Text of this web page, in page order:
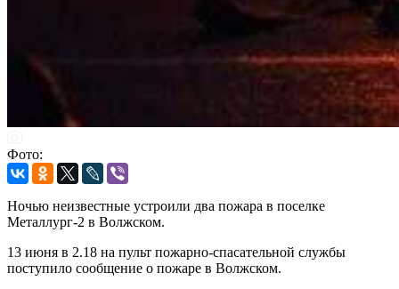
Фото:
Ночью неизвестные устроили два пожара в поселке
Металлург-2 в Волжском.
13 июня в 2.18 на пульт пожарно-спасательной службы
поступило сообщение о пожаре в Волжском.